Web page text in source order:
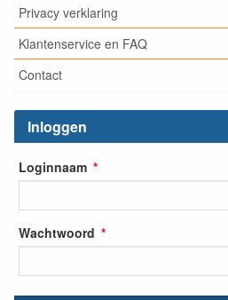
Privacy verklaring
Klantenservice en FAQ
Contact
Inloggen
Loginnaam
Wachtwoord